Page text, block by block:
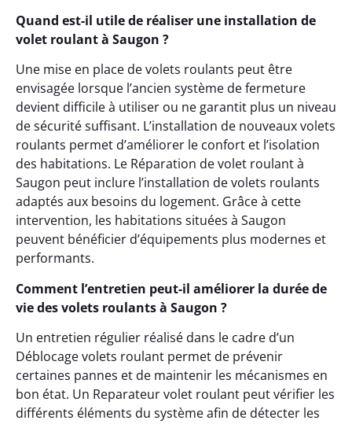
Quand est-il utile de réaliser une installation de
volet roulant à Saugon ?
Une mise en place de volets roulants peut être
envisagée lorsque l’ancien système de fermeture
devient difficile à utiliser ou ne garantit plus un niveau
de sécurité suffisant. L’installation de nouveaux volets
roulants permet d’améliorer le confort et l’isolation
des habitations. Le Réparation de volet roulant à
Saugon peut inclure l’installation de volets roulants
adaptés aux besoins du logement. Grâce à cette
intervention, les habitations situées à Saugon
peuvent bénéficier d’équipements plus modernes et
performants.
Comment l’entretien peut-il améliorer la durée de
vie des volets roulants à Saugon ?
Un entretien régulier réalisé dans le cadre d’un
Déblocage volets roulant permet de prévenir
certaines pannes et de maintenir les mécanismes en
bon état. Un Reparateur volet roulant peut vérifier les
différents éléments du système afin de détecter les